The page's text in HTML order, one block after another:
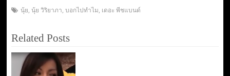
นุ้ย, นุ้ย วิริยาภา, บอกไปทำไม, เดอะ พีชแบนด์
Related Posts